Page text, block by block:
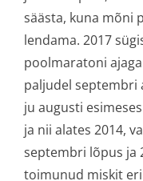
säästa, kuna mõni
lendama. 2017
poolmaratoni
paljudel septembri
ju augusti
ja nii alates 2014,
septembri lõpus ja
toimunud miskit